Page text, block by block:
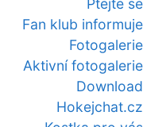
Ptejte se
Fan klub informuje
Fotogalerie
Aktivní fotogalerie
Download
Hokejchat.cz